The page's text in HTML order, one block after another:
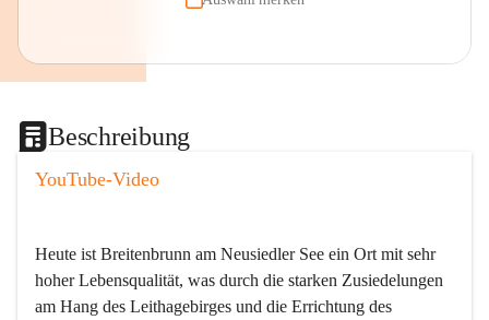
Beschreibung
YouTube-Video
Heute ist Breitenbrunn am Neusiedler See ein Ort mit sehr
hoher Lebensqualität, was durch die starken Zusiedelungen
am Hang des Leithagebirges und die Errichtung des